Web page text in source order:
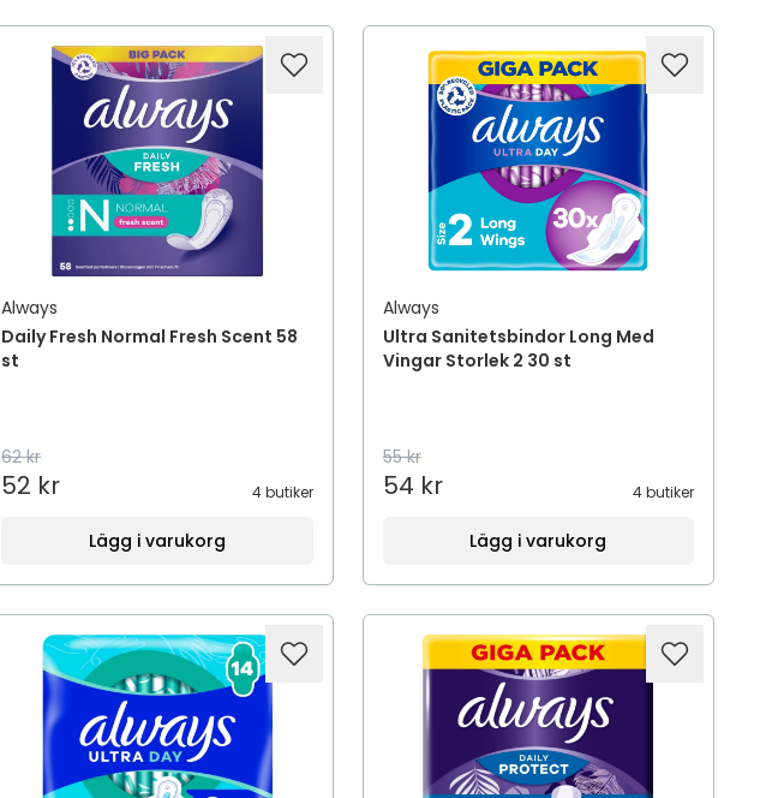
Always
Daily Fresh Normal Fresh Scent 58
st
62 kr
52 kr 4 butiker
Lägg i varukorg
Always
Ultra Sanitetsbindor Long Med
Vingar Storlek 2 30 st
55 kr
54 kr 4 butiker
Lägg i varukorg